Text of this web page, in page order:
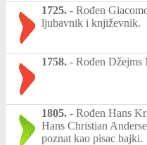
1725. - Rođen
ljubavnik i književnik.
1758. - Rođen Džejms
1805. - Rođen Hans
Hans Christian
poznat kao pisac bajki.